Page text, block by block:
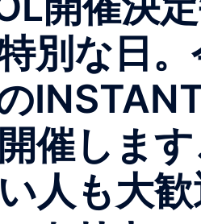
別な日。
催しま
人も大